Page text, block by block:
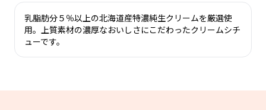
乳脂肪分５％以上の北海道産特濃純生クリームを厳選使
用。上質素材の濃厚なおいしさにこだわったクリームシチ
ューです。